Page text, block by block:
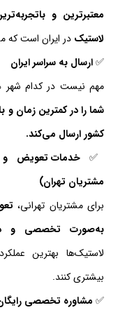
معتبرترین و
لاستیک در ایران است که
✅ارسال به سراسر ایران
مهم نیست در کدام شهر
شما را در کمترین زمان و
کشور ارسال می‌کند.
✅ خدمات تعویض و
مشتریان تهران)
برای مشتریان تهرانی،
به‌صورت تخصصی و
لاستیک‌ها بهترین
بیشتری کنند.
✅ مشاوره تخصصی